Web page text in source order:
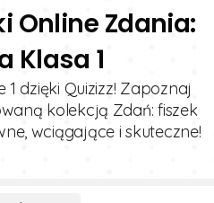
Online Zdania:
Klasa 1
1 dzięki Quizizz! Zapoznaj
kolekcją Zdań: fiszek
wciągające i skuteczne!